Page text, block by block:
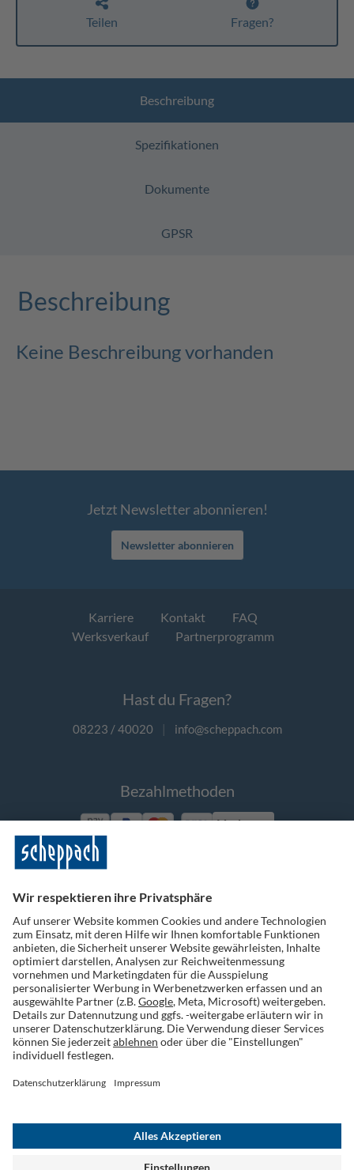
Teilen Fragen?
Beschreibung
Spezifikationen
Dokumente
GPSR
Beschreibung
Keine Beschreibung vorhanden
Jetzt Newsletter abonnieren!
Newsletter abonnieren
Karriere Kontakt
FAQ
Werksverkauf
Partnerprogramm
Hast du Fragen?
08223 / 40020 | info@scheppach.com
Bezahlmethoden
Vorkasse
Folge uns auf Social Media
Widerruf einreichen